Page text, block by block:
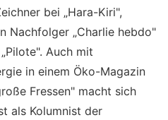
bei „Hara-Kiri",
Nachfolger „Charlie hebdo"
Auch mit
in einem Öko-Magazin
Fressen" macht sich
als Kolumnist der